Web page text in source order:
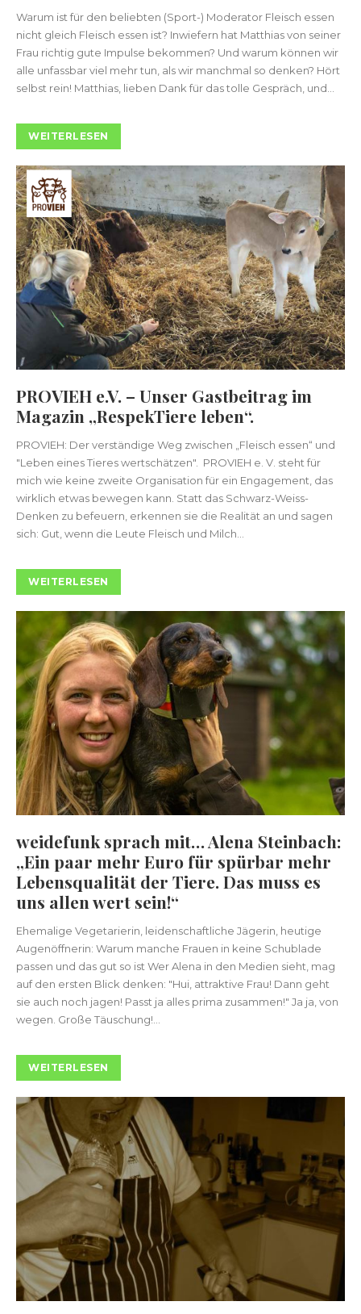
Warum ist für den beliebten (Sport-) Moderator Fleisch essen
nicht gleich Fleisch essen ist? Inwiefern hat Matthias von seiner
Frau richtig gute Impulse bekommen? Und warum können wir
alle unfassbar viel mehr tun, als wir manchmal so denken? Hört
selbst rein! Matthias, lieben Dank für das tolle Gespräch, und...
WEITERLESEN
PROVIEH e.V. – Unser Gastbeitrag im
Magazin „RespekTiere leben“.
PROVIEH: Der verständige Weg zwischen „Fleisch essen“ und
"Leben eines Tieres wertschätzen". PROVIEH e. V. steht für
mich wie keine zweite Organisation für ein Engagement, das
wirklich etwas bewegen kann. Statt das Schwarz-Weiss-
Denken zu befeuern, erkennen sie die Realität an und sagen
sich: Gut, wenn die Leute Fleisch und Milch...
WEITERLESEN
weidefunk sprach mit… Alena Steinbach:
„Ein paar mehr Euro für spürbar mehr
Lebensqualität der Tiere. Das muss es
uns allen wert sein!“
Ehemalige Vegetarierin, leidenschaftliche Jägerin, heutige
Augenöffnerin: Warum manche Frauen in keine Schublade
passen und das gut so ist Wer Alena in den Medien sieht, mag
auf den ersten Blick denken: "Hui, attraktive Frau! Dann geht
sie auch noch jagen! Passt ja alles prima zusammen!" Ja ja, von
wegen. Große Täuschung!...
WEITERLESEN